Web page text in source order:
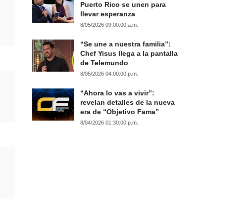
Puerto Rico se unen para
llevar esperanza
8/05/2026 09:00:00 a.m.
“Se une a nuestra familia”:
Chef Yisus llega a la pantalla
de Telemundo
8/05/2026 04:00:00 p.m.
“Ahora lo vas a vivir”:
revelan detalles de la nueva
era de “Objetivo Fama”
8/04/2026 01:30:00 p.m.